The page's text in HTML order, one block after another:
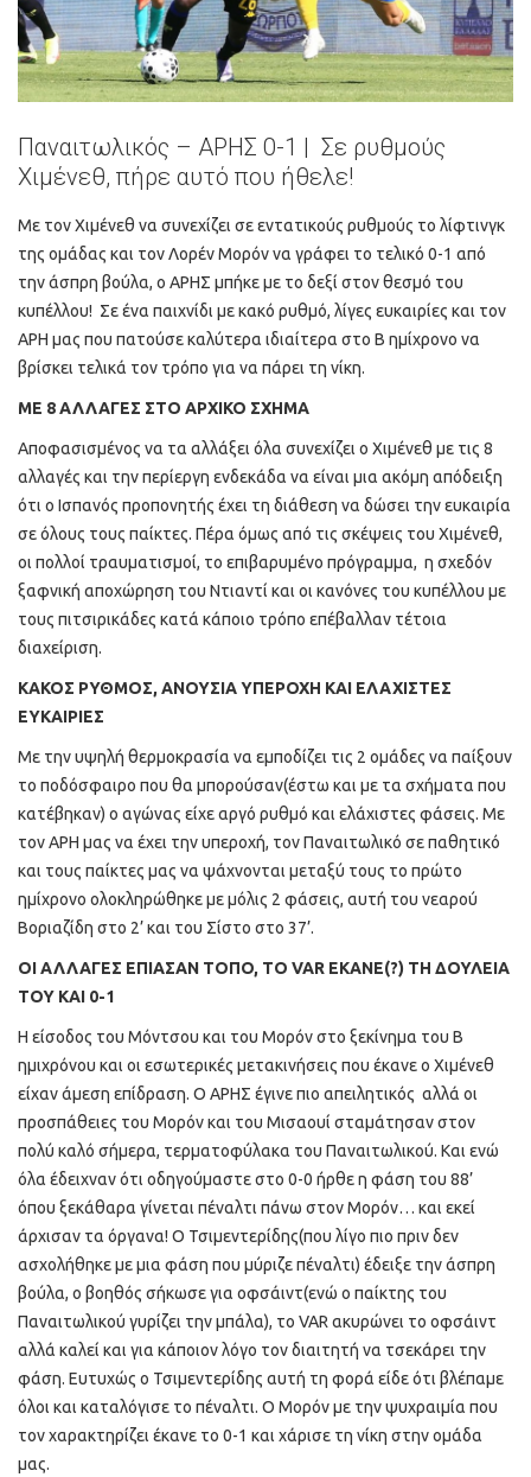
Παναιτωλικός – ΑΡΗΣ 0-1 | Σε ρυθμούς
Χιμένεθ, πήρε αυτό που ήθελε!
Με τον Χιμένεθ να συνεχίζει σε εντατικούς ρυθμούς το λίφτινγκ
της ομάδας και τον Λορέν Μορόν να γράφει το τελικό 0-1 από
την άσπρη βούλα, ο ΑΡΗΣ μπήκε με το δεξί στον θεσμό του
κυπέλλου! Σε ένα παιχνίδι με κακό ρυθμό, λίγες ευκαιρίες και τον
ΑΡΗ μας που πατούσε καλύτερα ιδιαίτερα στο Β ημίχρονο να
βρίσκει τελικά τον τρόπο για να πάρει τη νίκη.
ΜΕ 8 ΑΛΛΑΓΕΣ ΣΤΟ ΑΡΧΙΚΟ ΣΧΗΜΑ
Αποφασισμένος να τα αλλάξει όλα συνεχίζει ο Χιμένεθ με τις 8
αλλαγές και την περίεργη ενδεκάδα να είναι μια ακόμη απόδειξη
ότι ο Ισπανός προπονητής έχει τη διάθεση να δώσει την ευκαιρία
σε όλους τους παίκτες. Πέρα όμως από τις σκέψεις του Χιμένεθ,
οι πολλοί τραυματισμοί, το επιβαρυμένο πρόγραμμα, η σχεδόν
ξαφνική αποχώρηση του Ντιαντί και οι κανόνες του κυπέλλου με
τους πιτσιρικάδες κατά κάποιο τρόπο επέβαλλαν τέτοια
διαχείριση.
ΚΑΚΟΣ ΡΥΘΜΟΣ, ΑΝΟΥΣΙΑ ΥΠΕΡΟΧΗ ΚΑΙ ΕΛΑΧΙΣΤΕΣ
ΕΥΚΑΙΡΙΕΣ
Με την υψηλή θερμοκρασία να εμποδίζει τις 2 ομάδες να παίξουν
το ποδόσφαιρο που θα μπορούσαν(έστω και με τα σχήματα που
κατέβηκαν) ο αγώνας είχε αργό ρυθμό και ελάχιστες φάσεις. Με
τον ΑΡΗ μας να έχει την υπεροχή, τον Παναιτωλικό σε παθητικό
και τους παίκτες μας να ψάχνονται μεταξύ τους το πρώτο
ημίχρονο ολοκληρώθηκε με μόλις 2 φάσεις, αυτή του νεαρού
Βοριαζίδη στο 2’ και του Σίστο στο 37’.
ΟΙ ΑΛΛΑΓΕΣ ΕΠΙΑΣΑΝ ΤΟΠΟ, ΤΟ VAR ΕΚΑΝΕ(?) ΤΗ ΔΟΥΛΕΙΑ
ΤΟΥ ΚΑΙ 0-1
Η είσοδος του Μόντσου και του Μορόν στο ξεκίνημα του Β
ημιχρόνου και οι εσωτερικές μετακινήσεις που έκανε ο Χιμένεθ
είχαν άμεση επίδραση. Ο ΑΡΗΣ έγινε πιο απειλητικός αλλά οι
προσπάθειες του Μορόν και του Μισαουί σταμάτησαν στον
πολύ καλό σήμερα, τερματοφύλακα του Παναιτωλικού. Και ενώ
όλα έδειχναν ότι οδηγούμαστε στο 0-0 ήρθε η φάση του 88’
όπου ξεκάθαρα γίνεται πέναλτι πάνω στον Μορόν… και εκεί
άρχισαν τα όργανα! Ο Τσιμεντερίδης(που λίγο πιο πριν δεν
ασχολήθηκε με μια φάση που μύριζε πέναλτι) έδειξε την άσπρη
βούλα, ο βοηθός σήκωσε για οφσάιντ(ενώ ο παίκτης του
Παναιτωλικού γυρίζει την μπάλα), το VAR ακυρώνει το οφσάιντ
αλλά καλεί και για κάποιον λόγο τον διαιτητή να τσεκάρει την
φάση. Ευτυχώς ο Τσιμεντερίδης αυτή τη φορά είδε ότι βλέπαμε
όλοι και καταλόγισε το πέναλτι. Ο Μορόν με την ψυχραιμία που
τον χαρακτηρίζει έκανε το 0-1 και χάρισε τη νίκη στην ομάδα
μας.